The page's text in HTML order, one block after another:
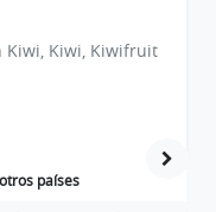
Kiwi, Kiwi, Kiwifruit
países